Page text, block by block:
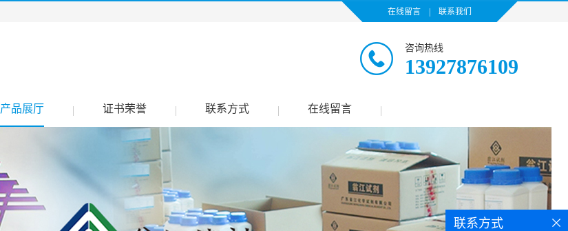
在线留言 联系我们
咨询热线
13927876109
产品展厅 证书荣誉 联系方式 在线留言
联系方式